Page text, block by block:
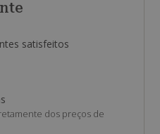
satisfeitos
dos preços de